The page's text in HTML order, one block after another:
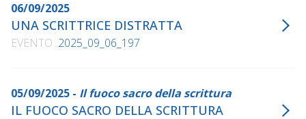
06/09/2025
UNA SCRITTRICE DISTRATTA
EVENTO 2025_09_06_197
05/09/2025 - Il fuoco sacro della scrittura
IL FUOCO SACRO DELLA SCRITTURA